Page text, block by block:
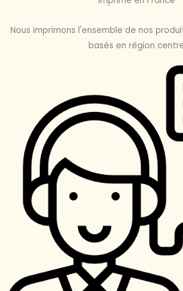
Nous imprimons l'ensemble de nos
basés en région